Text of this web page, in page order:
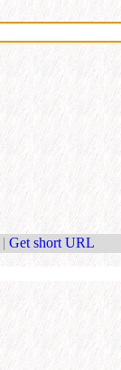
| Get short URL